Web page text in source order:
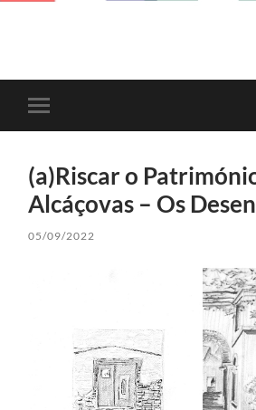
Toggle
mobile
(a)Riscar o
Alcáçovas – Os
05/09/2022